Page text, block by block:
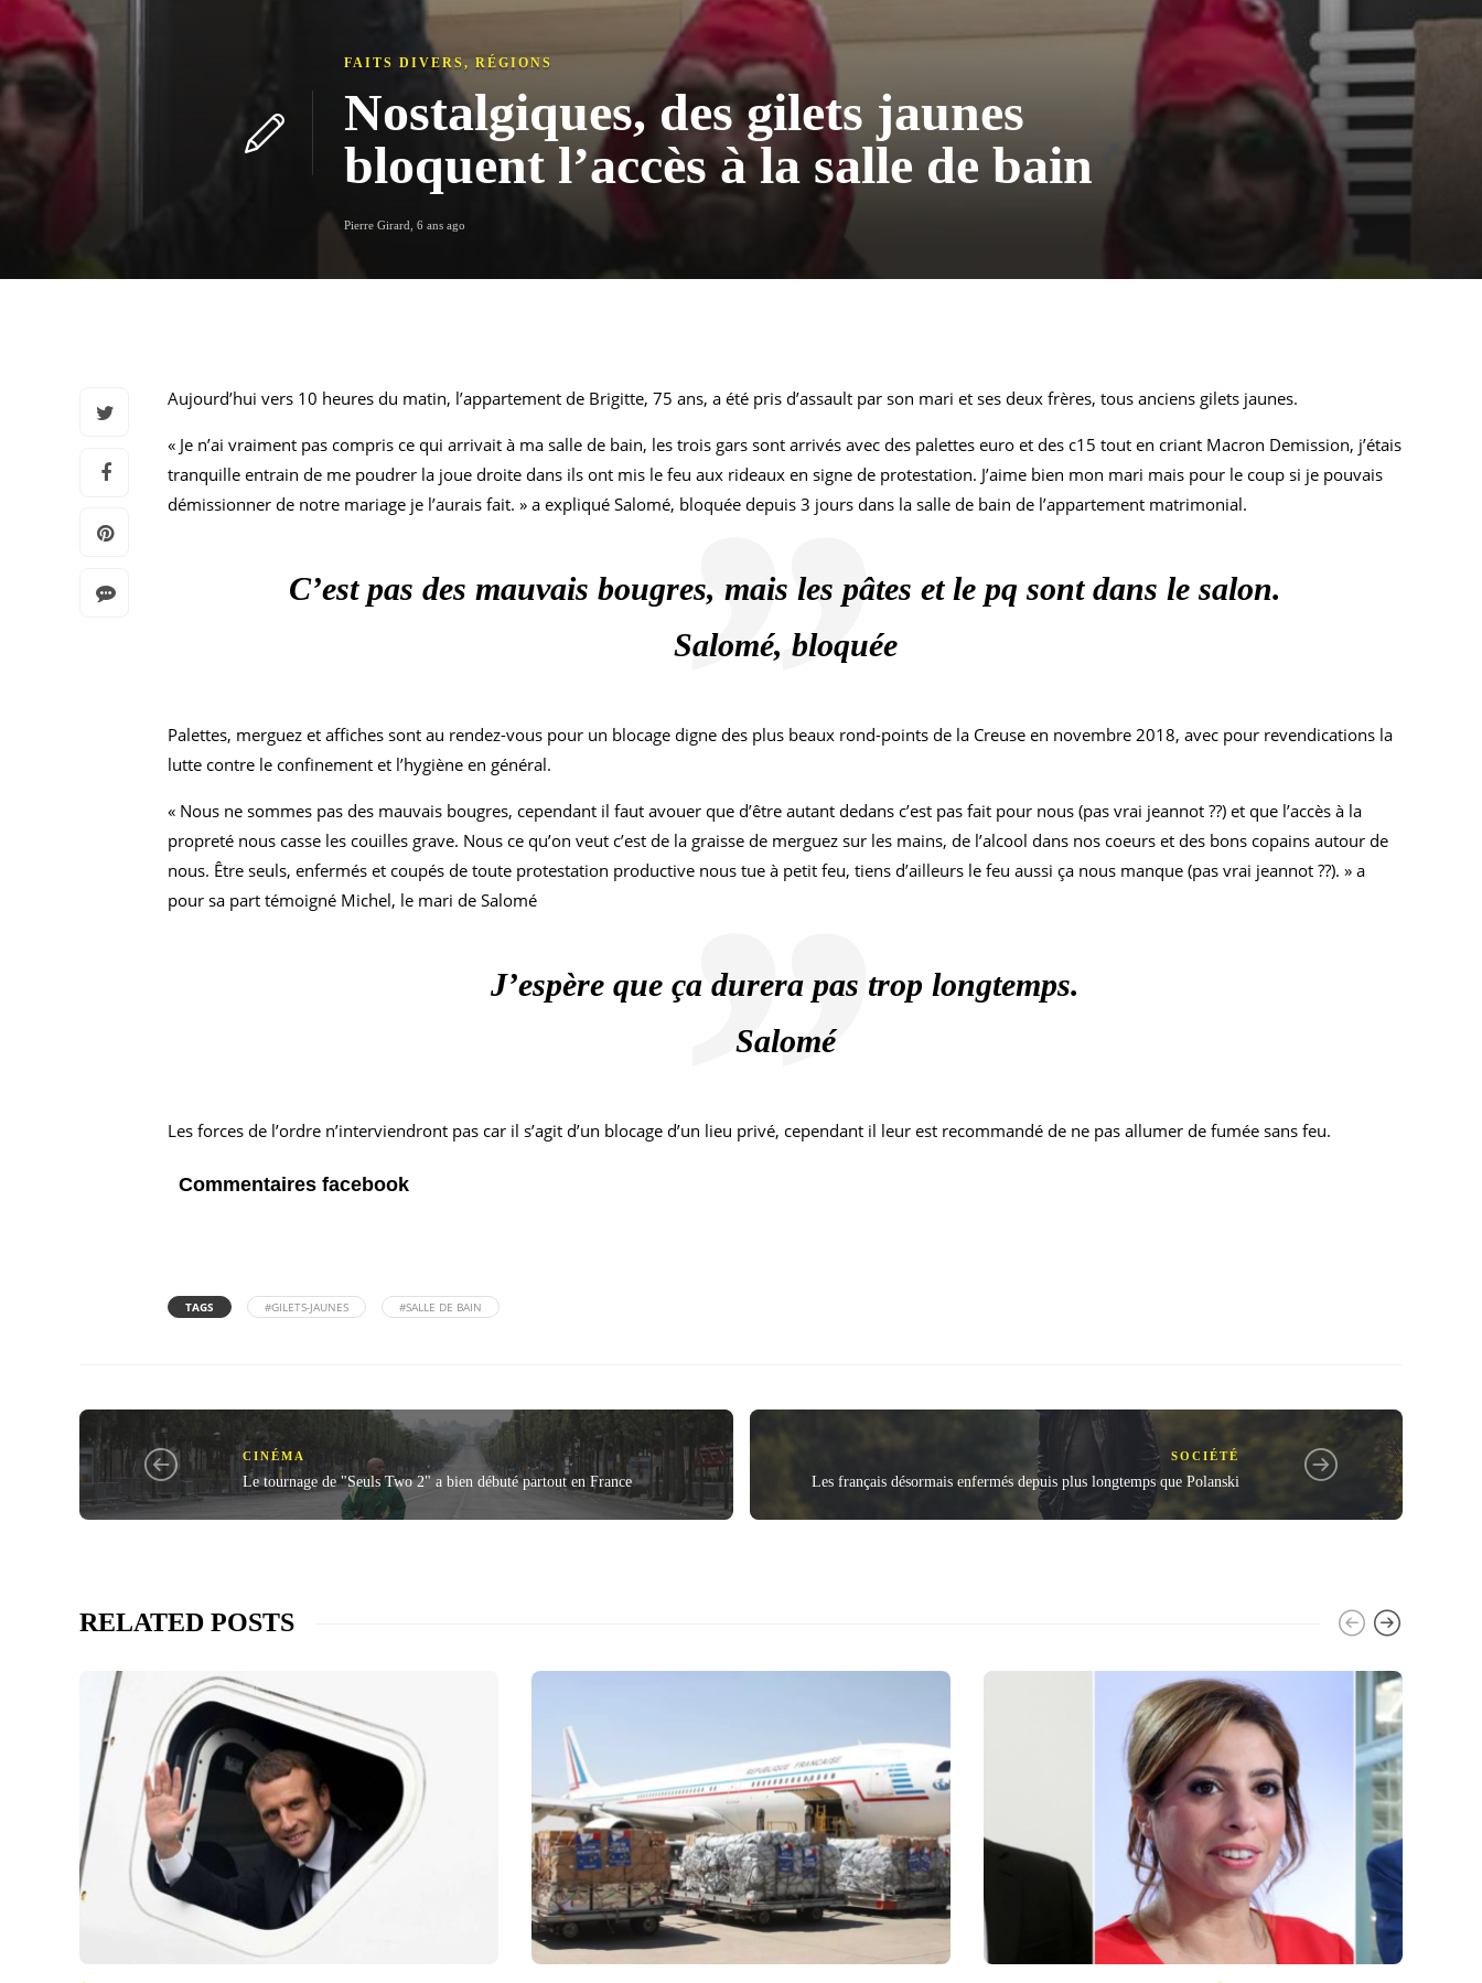
FAITS DIVERS, RÉGIONS
Nostalgiques, des gilets jaunes
bloquent l’accès à la salle de bain
Pierre Girard 6 ans ago
Aujourd’hui vers 10 heures du matin, l’appartement de Brigitte, 75 ans, a été pris d’assault par son mari et ses deux frères, tous anciens gilets jaunes.
« Je n’ai vraiment pas compris ce qui arrivait à ma salle de bain, les trois gars sont arrivés avec des palettes euro et des c15 tout en criant Macron Demission, j’étais
tranquille entrain de me poudrer la joue droite dans ils ont mis le feu aux rideaux en signe de protestation. J’aime bien mon mari mais pour le coup si je pouvais
démissionner de notre mariage je l’aurais fait. » a expliqué Salomé, bloquée depuis 3 jours dans la salle de bain de l’appartement matrimonial.
C’est pas des mauvais bougres, mais les pâtes et le pq sont dans le salon.
Salomé, bloquée
Palettes, merguez et affiches sont au rendez-vous pour un blocage digne des plus beaux rond-points de la Creuse en novembre 2018, avec pour revendications la
lutte contre le confinement et l’hygiène en général.
« Nous ne sommes pas des mauvais bougres, cependant il faut avouer que d’être autant dedans c’est pas fait pour nous (pas vrai jeannot ??) et que l’accès à la
propreté nous casse les couilles grave. Nous ce qu’on veut c’est de la graisse de merguez sur les mains, de l’alcool dans nos coeurs et des bons copains autour de
nous. Être seuls, enfermés et coupés de toute protestation productive nous tue à petit feu, tiens d’ailleurs le feu aussi ça nous manque (pas vrai jeannot ??). » a
pour sa part témoigné Michel, le mari de Salomé
J’espère que ça durera pas trop longtemps.
Salomé
Les forces de l’ordre n’interviendront pas car il s’agit d’un blocage d’un lieu privé, cependant il leur est recommandé de ne pas allumer de fumée sans feu.
Commentaires facebook
TAGS #GILETS-JAUNES #SALLE DE BAIN
CINÉMA
Le tournage de "Seuls Two 2" a bien débuté partout en France
SOCIÉTÉ
Les français désormais enfermés depuis plus longtemps que Polanski
RELATED POSTS